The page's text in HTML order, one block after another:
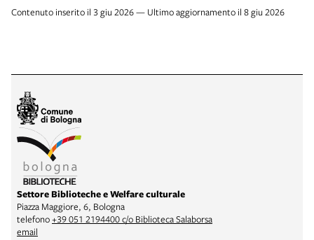
Contenuto inserito il 3 giu 2026 — Ultimo aggiornamento il 8 giu 2026
Settore Biblioteche e Welfare culturale
Piazza Maggiore, 6, Bologna
telefono+39 051 2194400 c/o Biblioteca Salaborsa
email